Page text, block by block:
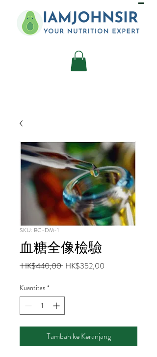
SKU: BC-DM-1
血糖全像檢驗
HK$440,00 Harga
HK$352,00
Kuantitas *
Tambah ke Keranjang